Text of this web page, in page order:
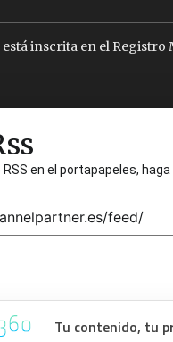
Tu contenido, tu
está inscrita en el Registro
en el portapapeles, haga